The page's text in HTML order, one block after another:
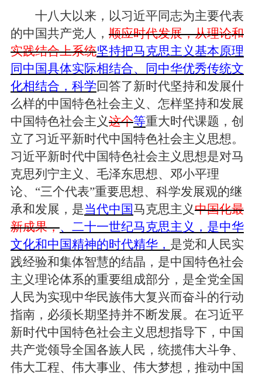
十八大以来，以习近平同志为主要代表
的中国共产党人，顺应时代发展，从理论和
实践结合上系统坚持把马克思主义基本原理
同中国具体实际相结合、同中华优秀传统文
化相结合，科学回答了新时代坚持和发展什
么样的中国特色社会主义、怎样坚持和发展
中国特色社会主义这个等重大时代课题，创
立了习近平新时代中国特色社会主义思想。
习近平新时代中国特色社会主义思想是对马
克思列宁主义、毛泽东思想、邓小平理
论、“三个代表”重要思想、科学发展观的继
承和发展，是当代中国马克思主义中国化最
新成果，、二十一世纪马克思主义，是中华
文化和中国精神的时代精华， 是党和人民实
践经验和集体智慧的结晶，是中国特色社会
主义理论体系的重要组成部分，是全党全国
人民为实现中华民族伟大复兴而奋斗的行动
指南，必须长期坚持并不断发展。在习近平
新时代中国特色社会主义思想指导下，中国
共产党领导全国各族人民，统揽伟大斗争、
伟大工程、伟大事业、伟大梦想，推动中国